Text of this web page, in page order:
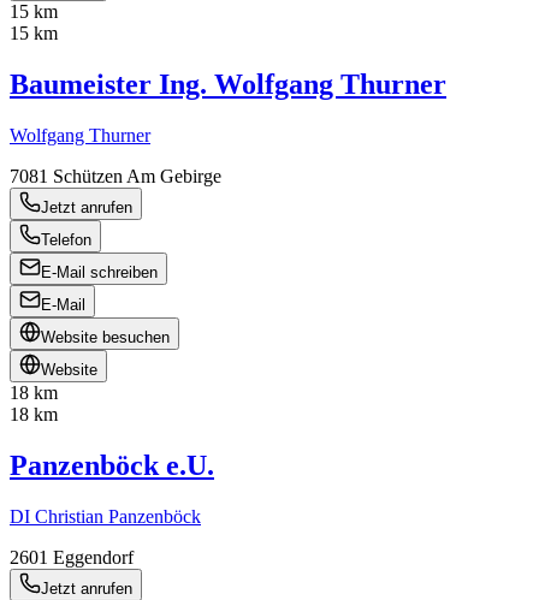
15 km
15 km
Baumeister Ing. Wolfgang Thurner
Wolfgang Thurner
7081 Schützen Am Gebirge
Jetzt anrufen
Telefon
E-Mail schreiben
E-Mail
Website besuchen
Website
18 km
18 km
Panzenböck e.U.
DI Christian Panzenböck
2601 Eggendorf
Jetzt anrufen